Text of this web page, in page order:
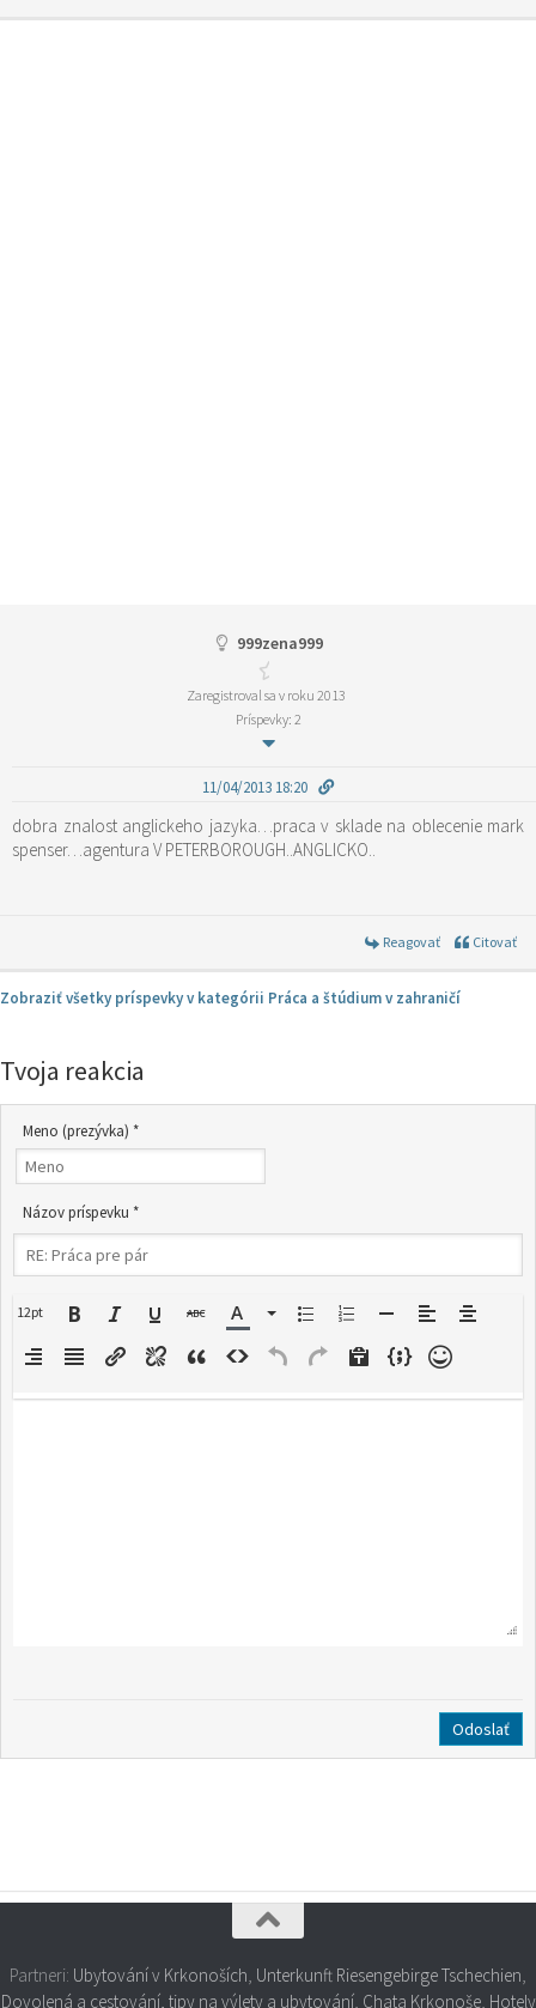
999zena999
Zaregistroval sa v roku 2013
Príspevky: 2
11/04/2013 18:20
dobra znalost anglickeho jazyka…praca v sklade na oblecenie mark
spenser…agentura V PETERBOROUGH..ANGLICKO..
Reagovať Citovať
Zobraziť všetky príspevky v kategórii Práca a štúdium v zahraničí
Tvoja reakcia
Meno (prezývka) *
Názov príspevku *
12pt
Partneri: Ubytování v Krkonoších, Unterkunft Riesengebirge Tschechien,
Dovolená a cestování, tipy na výlety a ubytování, Chata Krkonoše, Hotely